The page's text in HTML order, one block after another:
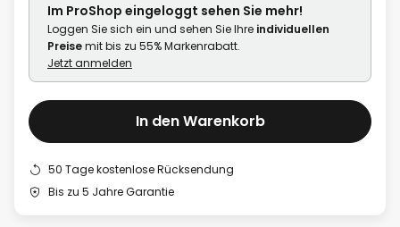
Im ProShop eingeloggt sehen Sie mehr!
Loggen Sie sich ein und sehen Sie Ihre individuellen
Preisemit bis zu 55% Markenrabatt.
Jetzt anmelden
In den Warenkorb
50 Tage kostenlose Rücksendung
Bis zu 5 Jahre Garantie